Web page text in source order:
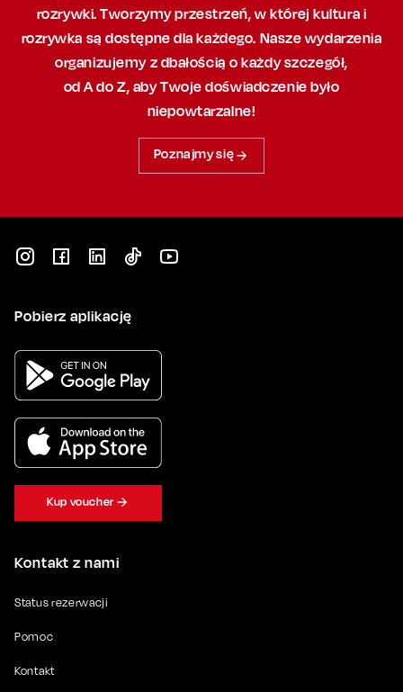
rozrywki. Tworzymy przestrzeń,w której kultura i
rozrywka są dostępne dla każdego. Nasze wydarzenia
organizujemy z dbałością o każdy szczegół,
od A do Z, abyTwoje doświadczenie było
niepowtarzalne!
Poznajmy się
Kontakt z nami
Status rezerwacji
Pomoc
Kontakt
Pobierz aplikację
Kup voucher